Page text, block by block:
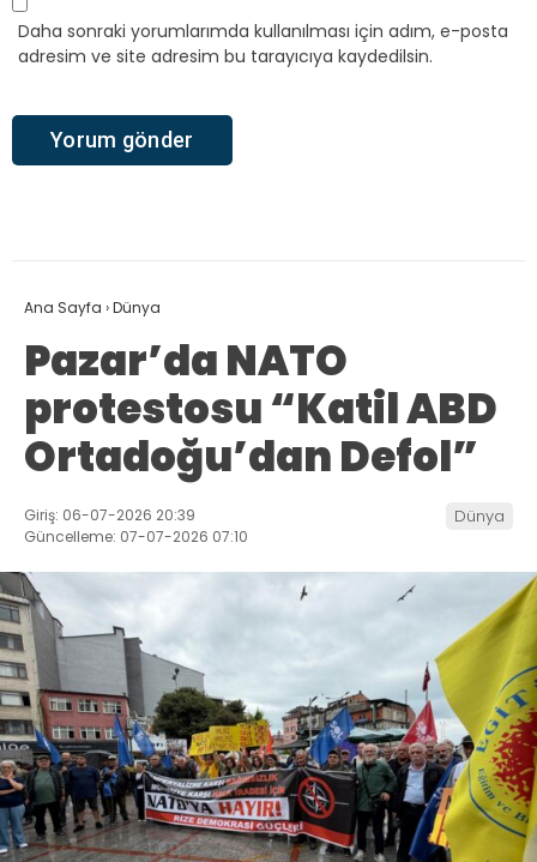
Daha sonraki yorumlarımda kullanılması için adım, e-posta
adresim ve site adresim bu tarayıcıya kaydedilsin.
Ana Sayfa ›Dünya
Pazar’da NATO
protestosu “Katil ABD
Ortadoğu’dan Defol”
Giriş: 06-07-2026 20:39
Güncelleme: 07-07-2026 07:10
Dünya